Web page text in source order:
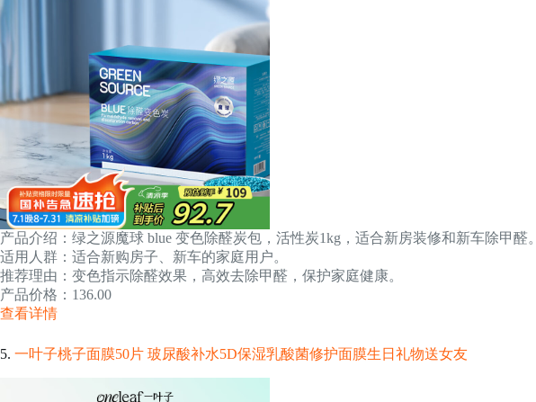
产品介绍：绿之源魔球 blue 变色除醛炭包，活性炭1kg，适合新房装修和新车除甲醛。
适用人群：适合新购房子、新车的家庭用户。
推荐理由：变色指示除醛效果，高效去除甲醛，保护家庭健康。
产品价格：136.00
查看详情
5. 一叶子桃子面膜50片 玻尿酸补水5D保湿乳酸菌修护面膜生日礼物送女友